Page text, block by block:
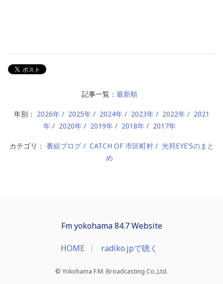
記事一覧： 最新順
年別： 2026年 2025年 2024年 2023年 2022年
2021
年
2020年 2019年 2018年 2017年
カテゴリ： 番組ブログ CATCH OF 市区町村
光邦EYE'Sのまと
め
Fm yokohama 84.7 Website
HOME radiko.jpで聴く
© Yokohama F.M. Broadcasting Co.,Ltd.